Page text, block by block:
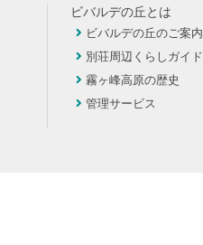
ビバルデの丘とは
ビバルデの丘のご案内
別荘周辺くらしガイド
霧ヶ峰高原の歴史
管理サービス